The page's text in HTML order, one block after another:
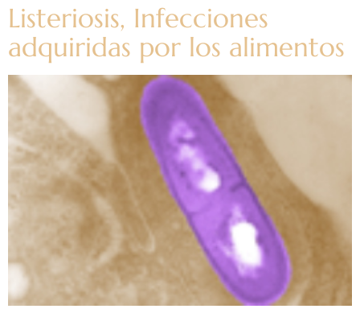
Listeriosis, Infecciones
adquiridas por los alimentos